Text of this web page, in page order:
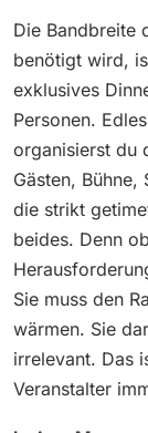
Die Bandbreite
benötigt wird,
exklusives
Personen.
organisierst du
Gästen,
die strikt
beides. Denn
Sie muss den
wärmen. Sie
irrelevant. Das
Veranstalter